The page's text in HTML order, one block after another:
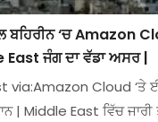
ਬਹਿਰੀਨ ‘ਚ Amazon
East ਜੰਗ ਦਾ ਵੱਡਾ ਅਸਰ |
via:Amazon Cloud ‘ਤੇ
| Middle East ਵਿੱਚ